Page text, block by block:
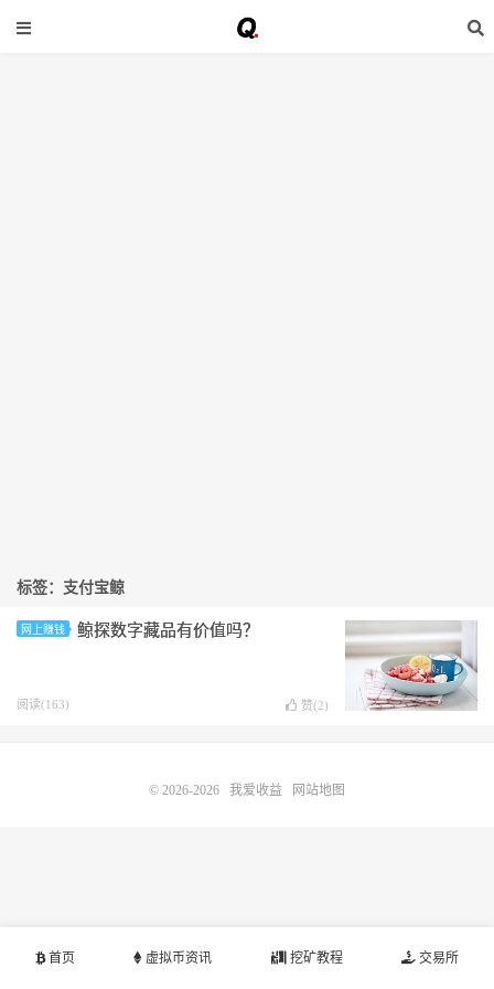
标签：支付宝鲸
网上赚钱 鲸探数字藏品有价值吗？
阅读(163) 赞(2)
首页 虚拟币资讯 挖矿教程 交易所
© 2026-2026 我爱收益 网站地图